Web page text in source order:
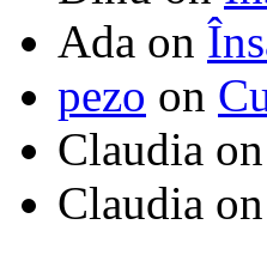
Ada on
pezo on
Claudia on
Claudia on